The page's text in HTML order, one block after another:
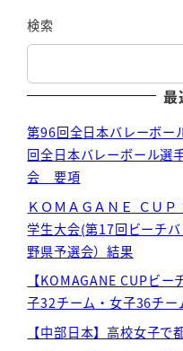
検索
最
第96回全日本バレーボー
回全日本バレーボール選
会 要項
ＫＯＭＡＧＡＮＥ ＣＵ
学生大会(第17回ビーチ
野県予選会）結果
【KOMAGANE CUPビ
子32チーム・女子36チー
【中部日本】高校女子で